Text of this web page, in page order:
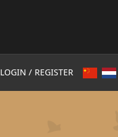
LOGIN / REGISTER